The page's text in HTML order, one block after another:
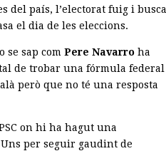
del país, l’electorat fuig i busca
el dia de les eleccions.
se sap com Pere Navarro ha
de trobar una fórmula federal
però que no té una resposta
on hi ha hagut una
per seguir gaudint de